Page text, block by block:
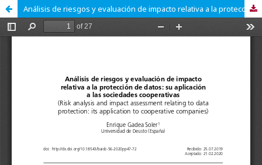
Análisis de riesgos y evaluación de impacto relativa a la protección de datos: su aplicación a las sociedades cooperativas